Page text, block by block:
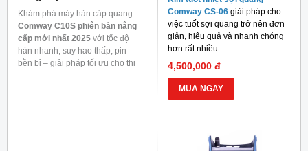
Khám phá máy hàn cáp quang
Comway C10S phiên bản nâng
cấp mới nhất 2025 với tốc độ
hàn nhanh, suy hao thấp, pin
bền bỉ – giải pháp tối ưu cho thi
Comway CS-06 giải pháp cho
việc tuốt sợi quang trở nên đơn
giản, hiệu quả và nhanh chóng
hơn rất nhiều.
4,500,000 đ
MUA NGAY